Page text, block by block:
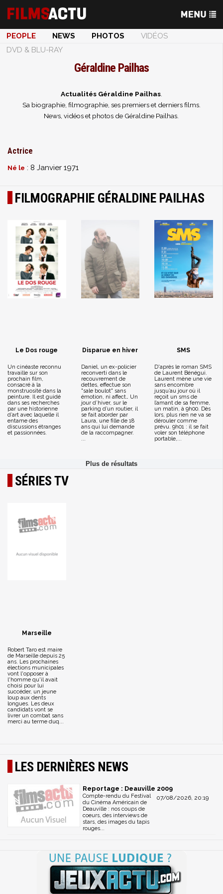
PEOPLE NEWS PHOTOS
VIDÉOS
DVD & BLU-RAY
Géraldine Pailhas
Actualités Géraldine Pailhas.
Sa biographie, filmographie, ses premiers et derniers films.
News, vidéos et photos de Géraldine Pailhas.
Actrice
Né le : 8 Janvier 1971
FILMOGRAPHIE GÉRALDINE PAILHAS
Le Dos rouge
Un cinéaste reconnu
travaille sur son
prochain film,
consacré à la
monstruosité dans la
peinture. Il est guidé
dans ses recherches
par une historienne
d’art avec laquelle il
entame des
discussions étranges
et passionnées.
Disparue en hiver
Daniel, un ex-policier
reconverti dans le
recouvrement de
dettes, effectue son
"sale boulot" sans
émotion, ni affect… Un
jour d’hiver, sur le
parking d’un routier, il
se fait aborder par
Laura, une fille de 18
ans qui lui demande
de la raccompagner.
...
SMS
D'après le roman SMS
de Laurent Bénégui.
Laurent mène une vie
sans encombre
jusqu’au jour où il
reçoit un sms de
l’amant de sa femme,
un matin, à 9h00. Dès
lors, plus rien ne va se
dérouler comme
prévu. 9h01 : il se fait
voler son téléphone
portable,...
SÉRIES TV
Marseille
Robert Taro est maire
de Marseille depuis 25
ans. Les prochaines
élections municipales
vont l'opposer à
l'homme qu'il avait
choisi pour lui
succéder, un jeune
loup aux dents
longues. Les deux
candidats vont se
livrer un combat sans
merci au terme duq...
LES DERNIÈRES NEWS
Reportage : Deauville 2009
07/08/2026, 20:19
Compte-rendu du Festival
du Cinéma Américain de
Deauville : nos coups de
coeurs, des interviews de
stars, des images du tapis
rouges...